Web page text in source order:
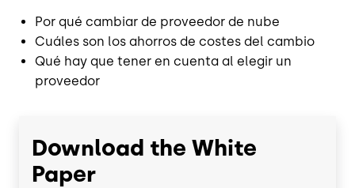
Por qué cambiar de proveedor de nube
Cuáles son los ahorros de costes del cambio
Qué hay que tener en cuenta al elegir un
proveedor
Download the White
Paper